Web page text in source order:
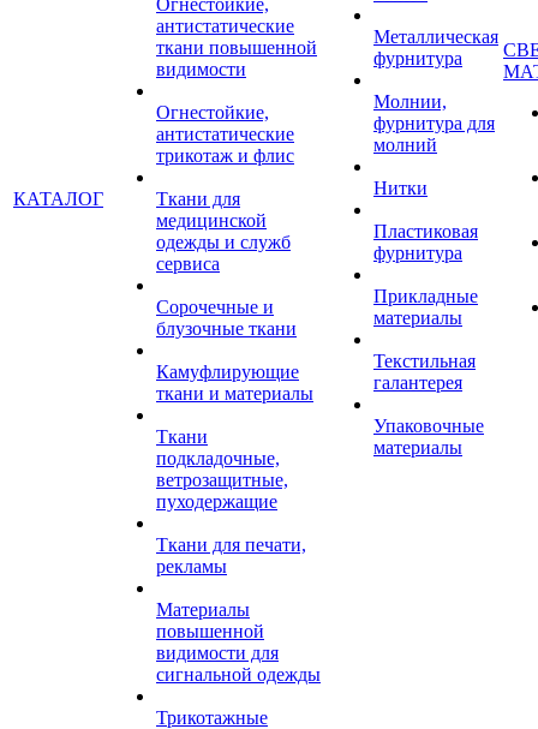
КАТАЛОГ
Огнестойкие,
антистатические
ткани повышенной
видимости
Огнестойкие,
антистатические
трикотаж и флис
Ткани для
медицинской
одежды и служб
сервиса
Сорочечные и
блузочные ткани
Камуфлирующие
ткани и материалы
Ткани
подкладочные,
ветрозащитные,
пуходержащие
Ткани для печати,
рекламы
Материалы
повышенной
видимости для
сигнальной одежды
Трикотажные
Металлическая
фурнитура
Молнии,
фурнитура для
молний
Нитки
Пластиковая
фурнитура
Прикладные
материалы
Текстильная
галантерея
Упаковочные
материалы